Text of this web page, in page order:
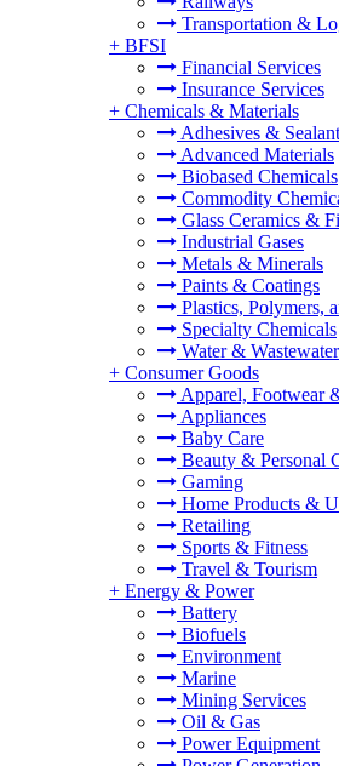
Transportation &
+ BFSI
Financial Services
Insurance Services
+ Chemicals & Materials
Adhesives &
Advanced Materials
Biobased Chemicals
Commodity
Glass Ceramics &
Industrial Gases
Metals & Minerals
Paints & Coatings
Plastics, Polymers,
Specialty Chemicals
Water &
+ Consumer Goods
Apparel, Footwear
Appliances
Baby Care
Beauty & Personal
Gaming
Home Products &
Retailing
Sports & Fitness
Travel & Tourism
+ Energy & Power
Battery
Biofuels
Environment
Marine
Mining Services
Oil & Gas
Power Equipment